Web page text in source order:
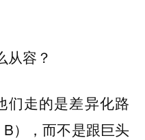
容？
们走的是差异化路
），而不是跟巨头